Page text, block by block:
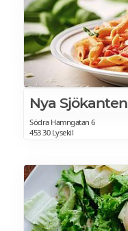
Nya Sjökanten
Södra Hamngatan 6
453 30 Lysekil